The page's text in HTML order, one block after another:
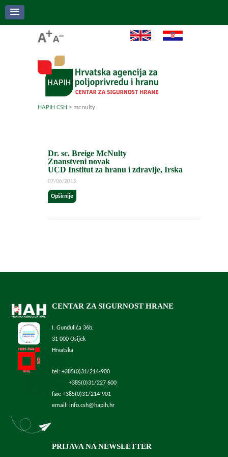
HAPIH CSH > mcnulty
Dr. sc. Breige McNulty
Znanstveni novak
UCD Institut za hranu i zdravlje, Irska
07/06/2015
Opširnije
CENTAR ZA SIGURNOST HRANE
I. Gundulića 36b,
31 000 Osijek
Hrvatska
tel: +385(0)31/214-900
+385(0)31/227 600
fax: +385(0)31/214-901
email: info.csh@hapih.hr
PRIJAVA NA NEWSLETTER